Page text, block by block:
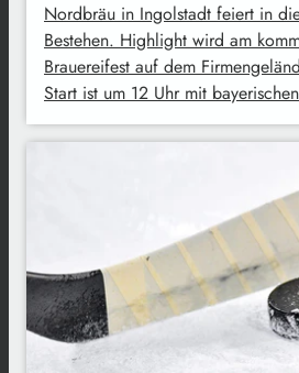
Nordbräu in Ingolstadt feiert in
Bestehen. Highlight wird am
Brauereifest auf dem
Start ist um 12 Uhr mit